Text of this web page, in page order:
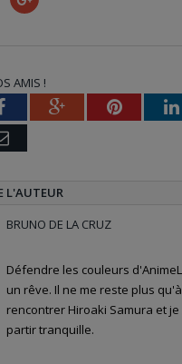
pour
nouvelle
fenêtre)
AMIS !
FacebookGoogle+Pinterest
Email
L'AUTEUR
BRUNO DE LA CRUZ
Défendre les couleurs
un rêve. Il ne me reste plus qu'à
rencontrer Hiroaki Samura et
partir tranquille.